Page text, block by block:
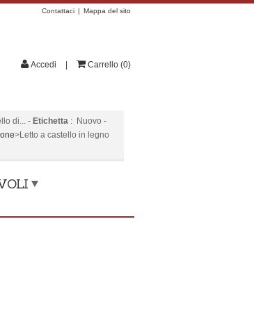
Contattaci Mappa del sito
di...- Etichetta: Nuovo -
>Letto a castello in legno
Accedi Carrello (0)